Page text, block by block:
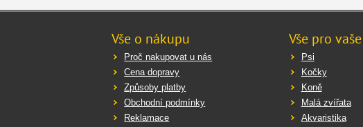
Vše o nákupu
Proč nakupovat u nás
Cena dopravy
Způsoby platby
Obchodní podmínky
Reklamace
Vše pro
Psi
Kočky
Koně
Malá zvířata
Akvaristika